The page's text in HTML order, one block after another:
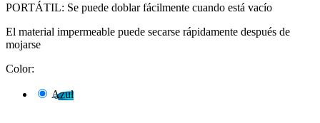
PORTÁTIL: Se puede doblar fácilmente cuando está vacío
El material impermeable puede secarse rápidamente después de
mojarse
Color:
Azul